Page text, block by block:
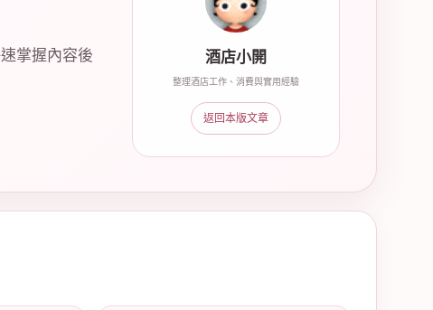
掌握內容後
酒店小開
整理酒店工作、消費與實用經驗
返回本版文章